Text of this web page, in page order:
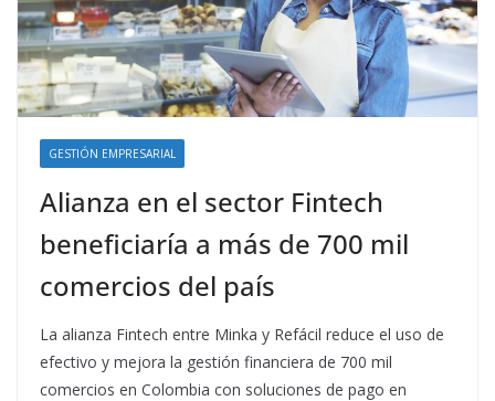
GESTIÓN EMPRESARIAL
Alianza en el sector Fintech
beneficiaría a más de 700 mil
comercios del país
La alianza Fintech entre Minka y Refácil reduce el uso de
efectivo y mejora la gestión financiera de 700 mil
comercios en Colombia con soluciones de pago en